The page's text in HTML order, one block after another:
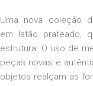
Uma nova coleção
em latão prateado,
estrutura. O uso de
peças novas e
objetos realçam as